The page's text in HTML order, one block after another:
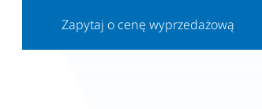
Zapytaj o cenę wyprzedażową